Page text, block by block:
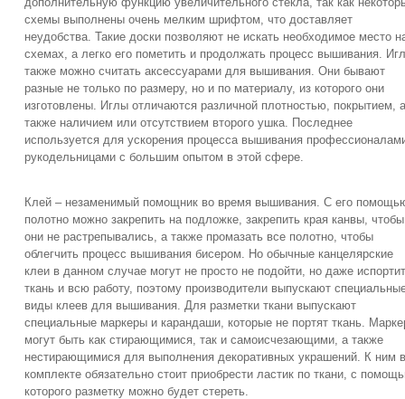
схемы выполнены очень мелким шрифтом, что доставляет
неудобства. Такие доски позволяют не искать необходимое место
схемах, а легко его пометить и продолжать процесс вышивания.
также можно считать аксессуарами для вышивания. Они бывают
разные не только по размеру, но и по материалу, из которого они
изготовлены. Иглы отличаются различной плотностью, покрытием, а
также наличием или отсутствием второго ушка. Последнее
используется для ускорения процесса вышивания
рукодельницами с большим опытом в этой сфере.
Клей – незаменимый помощник во время вышивания. С его
полотно можно закрепить на подложке, закрепить края канвы, чтобы
они не растрепывались, а также промазать все полотно, чтобы
облегчить процесс вышивания бисером. Но обычные канцелярские
клеи в данном случае могут не просто не подойти, но даже
ткань и всю работу, поэтому производители выпускают
виды клеев для вышивания. Для разметки ткани выпускают
специальные маркеры и карандаши, которые не портят ткань.
могут быть как стирающимися, так и самоисчезающими, а также
нестирающимися для выполнения декоративных украшений. К ним в
комплекте обязательно стоит приобрести ластик по ткани, с
которого разметку можно будет стереть.